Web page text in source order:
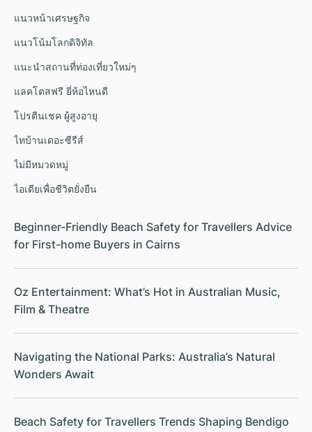
แนวหน้าเศรษฐกิจ
แนวโน้มโลกดิจิทัล
แนะนำสถานที่ท่องเที่ยวใหม่ๆ
แลคโตสฟรี ยี่ห้อไหนดี
โปรตีนเชค ผู้สูงอายุ
ไทบ้านเดอะซีรีส์
ไม่มีหมวดหมู่
ไอเดียเพื่อชีวิตยั่งยืน
Beginner-Friendly Beach Safety for Travellers Advice
for First-home Buyers in Cairns
Oz Entertainment: What’s Hot in Australian Music,
Film & Theatre
Navigating the National Parks: Australia’s Natural
Wonders Await
Beach Safety for Travellers Trends Shaping Bendigo